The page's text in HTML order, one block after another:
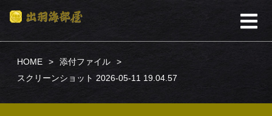
HOME
添付ファイル
スクリーンショット 2026-05-11 19.04.57